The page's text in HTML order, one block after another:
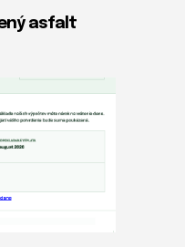
asfalt